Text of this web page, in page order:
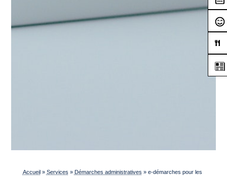
Accueil » Services » Démarches administratives » e-démarches pour les